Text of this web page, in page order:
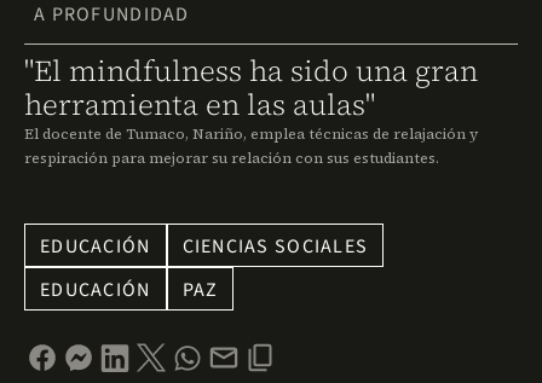
A PROFUNDIDAD
"El mindfulness ha sido una gran
herramienta en las aulas"
El docente de Tumaco, Nariño, emplea técnicas de relajación y
respiración para mejorar su relación con sus estudiantes.
EDUCACIÓN
CIENCIAS SOCIALES
EDUCACIÓN
PAZ